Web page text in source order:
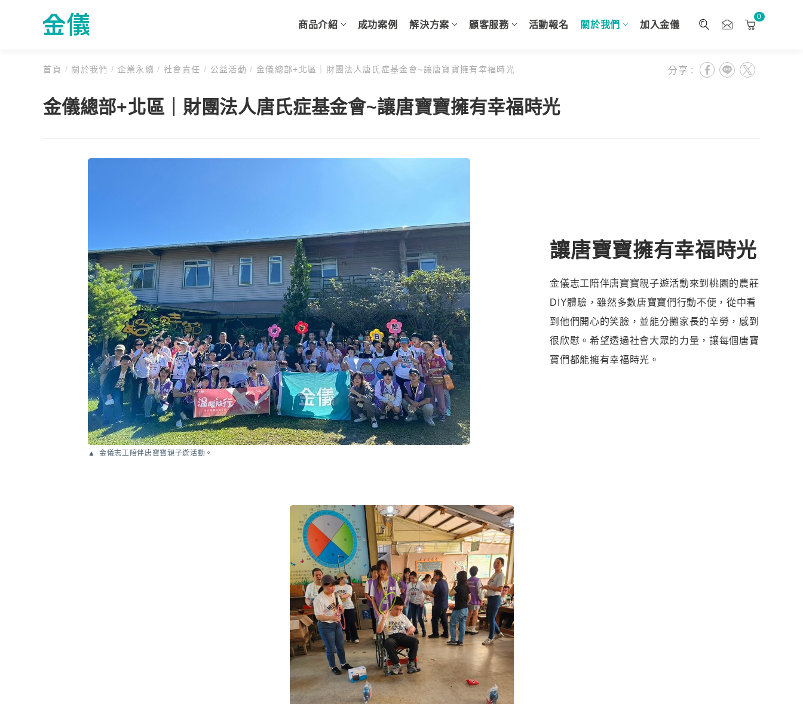
商品介紹 成功案例 解決方案 顧客服務 活動報名 關於我們 加入金儀
0
首頁 / 關於我們 / 企業永續/ 社會責任 / 公益活動/ 金儀總部+北區｜財團法人唐氏症基金會~讓唐寶寶擁有幸福時光 分享 :
金儀總部+北區｜財團法人唐氏症基金會~讓唐寶寶擁有幸福時光
金儀志工陪伴唐寶寶親子遊活動。
讓唐寶寶擁有幸福時光
金儀志工陪伴唐寶寶親子遊活動來到桃園的農莊
DIY體驗，雖然多數唐寶寶們行動不便，從中看
到他們開心的笑臉，並能分攤家長的辛勞，感到
很欣慰。希望透過社會大眾的力量，讓每個唐寶
寶們都能擁有幸福時光。